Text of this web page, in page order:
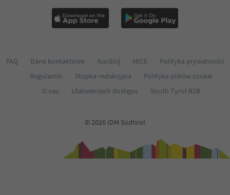
FAQ Dane kontaktowe Naciśnij MICE
Polityka prywatności
Regulamin
Stopka redakcyjna
Polityka plików cookie
O nas
Ułatwieniach dostępu South Tyrol B2B
© 2026 IDM Südtirol